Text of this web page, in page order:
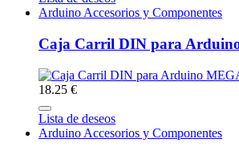
Arduino Accesorios y Componentes
Caja Carril DIN para
18.25 €
Lista de deseos
Arduino Accesorios y Componentes